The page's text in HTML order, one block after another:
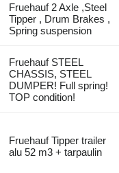
Fruehauf 2 Axle ,Steel
Tipper , Drum Brakes ,
Spring suspension
Fruehauf STEEL
CHASSIS, STEEL
DUMPER! Full spring!
TOP condition!
Fruehauf Tipper trailer
alu 52 m3 + tarpaulin